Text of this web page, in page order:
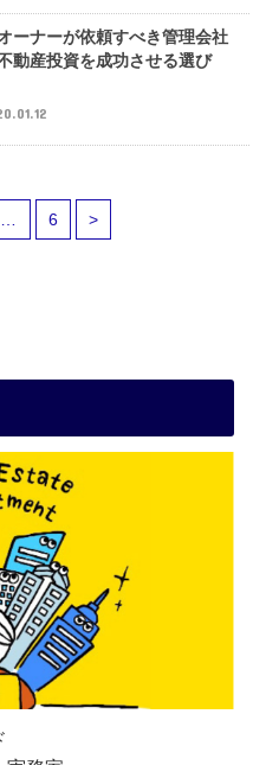
ーナーが依頼すべき管理会社
動産投資を成功させる選び
… 6 >